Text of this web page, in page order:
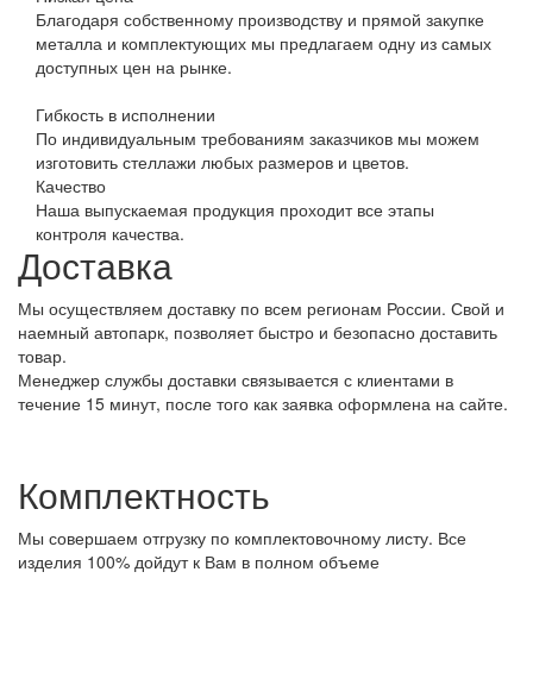
Благодаря собственному производству и прямой закупке
металла и комплектующих мы предлагаем одну из самых
доступных цен на рынке.
Гибкость в исполнении
По индивидуальным требованиям заказчиков мы можем
изготовить стеллажи любых размеров и цветов.
Качество
Наша выпускаемая продукция проходит все этапы
контроля качества.
Доставка
Мы осуществляем доставку по всем регионам России. Свой и
наемный автопарк, позволяет быстро и безопасно доставить
товар.
Менеджер службы доставки связывается с клиентами в
течение 15 минут, после того как заявка оформлена на сайте.
Комплектность
Мы совершаем отгрузку по комплектовочному листу. Все
изделия 100% дойдут к Вам в полном объеме